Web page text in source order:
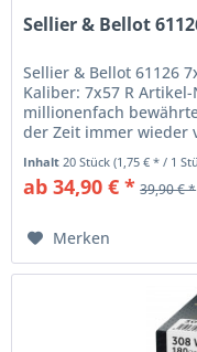
Sellier & Bellot
Sellier & Bellot 61126
Kaliber: 7x57 R Artikel-
millionenfach
der Zeit immer wieder
Inhalt20 Stück(1,75 € * / 1
ab 34,90 € * 39,90 € *
Merken